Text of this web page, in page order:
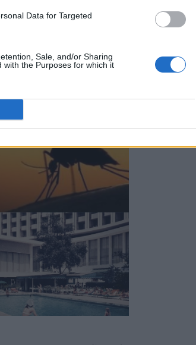
Data for Targeted
Sale, and/or Sharing
the Purposes for which it